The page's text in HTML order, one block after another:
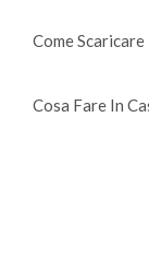
Come
Cosa Fare In